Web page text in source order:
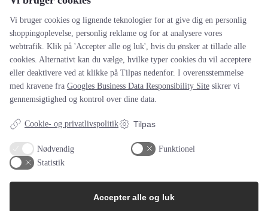
Akupunktur mod hørenedsættelse
Kinesiske forskere har for nyligt foretaget en omfattende analyse
af de mest troværdige udgivelser
Høreomsorg 11:39 fredag den 5. maj , 2017
Vi bruger cookies og lignende teknologier for at give dig en personlig
shoppingoplevelse, personlig reklame og for at analysere vores
webtrafik. Klik på 'Accepter alle og luk', hvis du ønsker at tillade alle
cookies. Alternativt kan du vælge, hvilke typer cookies du vil acceptere
eller deaktivere ved at klikke på Tilpas nedenfor. I overensstemmelse
med kravene fra Googles Business Data Responsibility Site sikrer vi
gennemsigtighed og kontrol over dine data.
Cookie- og privatlivspolitik Tilpas
Nødvendig
Funktionel
Statistik
Accepter alle og luk